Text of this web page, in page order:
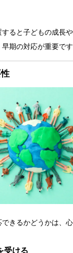
ると子どもの成長
期の対応が重要です
きるかどうかは、
受ける